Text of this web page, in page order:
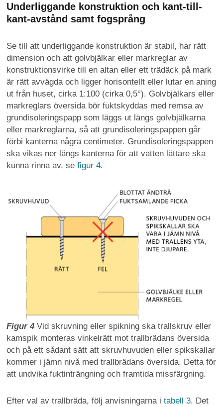
Underliggande konstruktion och kant-till-
kant-avstånd samt fogsprång
Se till att underliggande konstruktion är stabil, har rätt
dimension och att golvbjälkar eller markreglar av
konstruktionsvirke till en altan eller ett trädäck på mark
är rätt avvägda och ligger horisontellt eller lutar en aning
ut från huset, cirka 1:100 (cirka 0,5°). Golvbjälkars eller
markreglars översida bör fuktskyddas med remsa av
grundisoleringspapp som läggs ut längs golvbjälkarna
eller markreglarna, så att grundisoleringspappen går
förbi kanterna några centimeter. Grundisoleringspappen
ska vikas ner längs kanterna för att vatten lättare ska
kunna rinna av, se figur 4.
Figur 4 Vid skruvning eller spikning ska trallskruv eller
kamspik monteras vinkelrätt mot trallbrädans översida
och på ett sådant sätt att skruvhuvuden eller spikskallar
kommer i jämn nivå med trallbrädans översida. Detta för
att undvika fuktinträngning och framtida missfärgning.
Efter val av trallbräda, följ anvisningarna i tabell 3. Det